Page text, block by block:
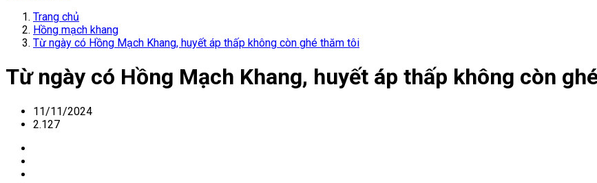
Trang chủ
Hồng mạch khang
Từ ngày có Hồng Mạch Khang, huyết áp thấp không còn ghé thăm tôi
Từ ngày có Hồng Mạch Khang, huyết áp thấp không còn
11/11/2024
2.127